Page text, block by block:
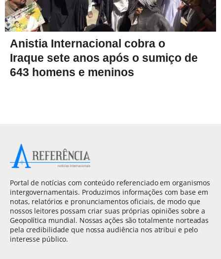
Anistia Internacional cobra o
Iraque sete anos após o sumiço de
643 homens e meninos
Portal de notícias com conteúdo referenciado em organismos
intergovernamentais. Produzimos informações com base em
notas, relatórios e pronunciamentos oficiais, de modo que
nossos leitores possam criar suas próprias opiniões sobre a
Geopolítica mundial. Nossas ações são totalmente norteadas
pela credibilidade que nossa audiência nos atribui e pelo
interesse público.